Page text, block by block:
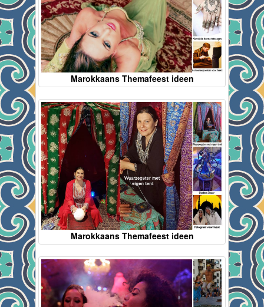
Marokkaans Themafeest ideen
Marokkaans Themafeest ideen